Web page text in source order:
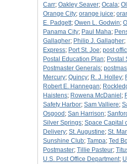
Carr; Oakley Seaver; Ocala;
Orange City; orange juice;
E. Padgett; Owen L. Godwin;
Panama City; Paul Maha;
Gallagher; Philip J. Gallagher;
Express; Port St. Joe; post
Postal Education Plan; Postal
Postmaster Generals;
Mercury; Quincy; R. J. Holley;
Robert E. Hannegan;
Haistens; Rowena McDaniel ;
Safety Harbor; Sam Valliere;
Osgood ; San Harrison;
Silver Springs; Space Capital
Delivery; St. Augustine; St.
Sunshine Club; Tampa; Ted
Postmaster; Tillie Pasteur;
U.S. Post Office Department;